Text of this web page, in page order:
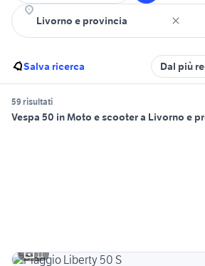
Salva ricerca Dal più
59 risultati
Vespa 50 in Moto e scooter a Livorno e
11